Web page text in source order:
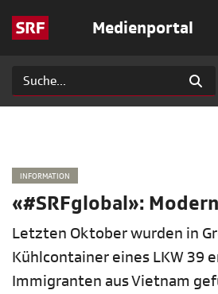
Medienportal
INFORMATION
«#SRFglobal»:
Letzten Oktober wurden in
Kühlcontainer eines LKW 39
Immigranten aus Vietnam